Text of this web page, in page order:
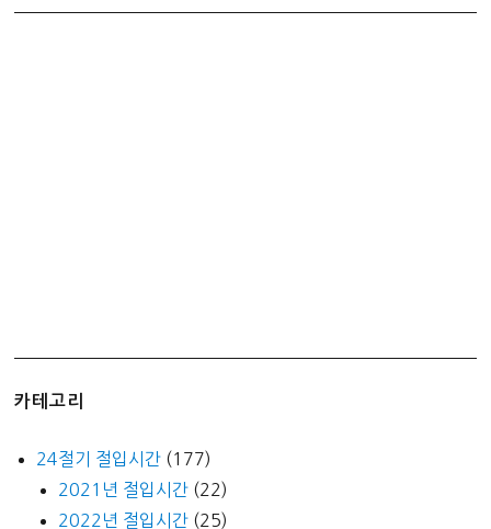
카테고리
24절기 절입시간 (177)
2021년 절입시간 (22)
2022년 절입시간 (25)